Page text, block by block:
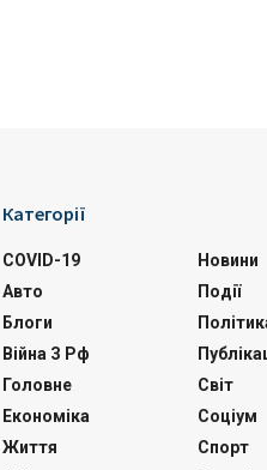
Категорії
COVID-19
Авто
Блоги
Війна З Рф
Головне
Економіка
Життя
Новини
Події
Світ
Соціум
Спорт